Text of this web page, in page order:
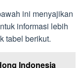
ini menyajikan
informasi lebih
tabel berikut.
Indonesia